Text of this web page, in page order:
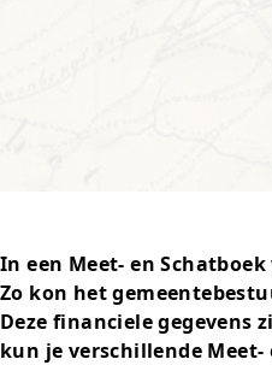
In een Meet- en
Zo kon het
Deze financiele gegevens
kun je verschillende